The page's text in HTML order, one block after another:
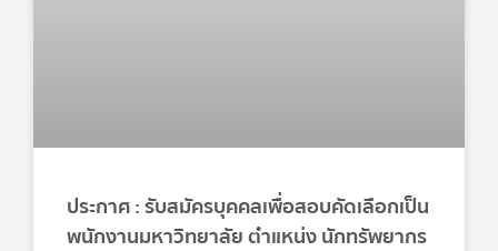
ประกาศ : รับสมัครบุคคลเพื่อสอบคัดเลือกเป็น
พนักงานมหาวิทยาลัย ตำแหน่ง นักทรัพยากร